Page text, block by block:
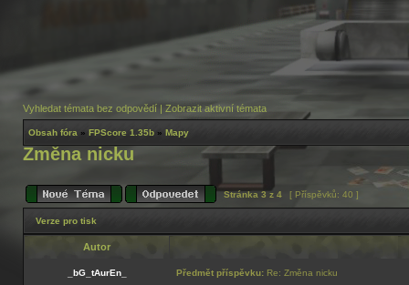
Vyhledat témata bez odpovědí | Zobrazit aktivní témata
Obsah fóra » FPScore 1.35b » Mapy
Změna nicku
Stránka 3 z 4 [ Příspěvků: 40 ]
Verze pro tisk
Autor
_bG_tAurEn_ Předmět příspěvku: Re: Změna nicku